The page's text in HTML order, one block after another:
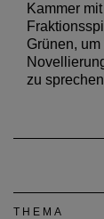
Kammer
Grünen,
zu
THEMA